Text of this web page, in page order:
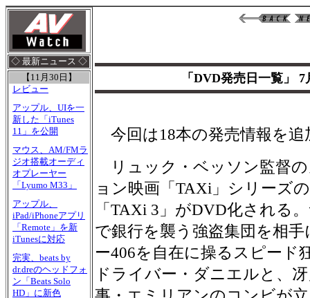
◇ 最新ニュース ◇
【11月30日】
レビュー
アップル、UIを一
新した「iTunes
11」を公開
マウス、AM/FMラ
ジオ搭載オーディ
オプレーヤー
「Lyumo M33」
アップル、
iPad/iPhoneアプリ
「Remote」を新
iTunesに対応
完実、beats by
dr.dreのヘッドフォ
ン「Beats Solo
HD」に新色
「DVD発売日一覧」
今回は18本の発売情報を追
リュック・ベッソン監督
ョン映画「TAXi」シリーズ
「TAXi 3」がDVD化される
で銀行を襲う強盗集団を相
ー406を自在に操るスピード
ドライバー・ダニエルと、